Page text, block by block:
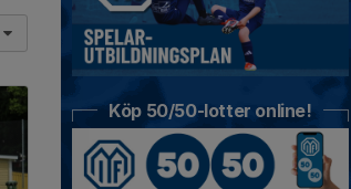
Köp 50/50-lotter online!